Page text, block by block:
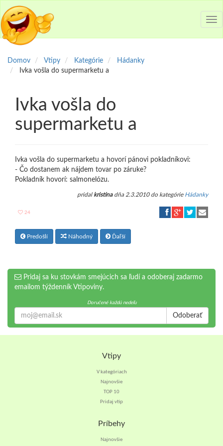
Domov Vtipy Kategórie
Hádanky
Ivka vošla do supermarketu a
Ivka vošla do
supermarketu a
Ivka vošla do supermarketu a hovorí pánovi pokladníkovi:
- Čo dostanem ak nájdem tovar po záruke?
Pokladník hovorí: salmonelózu.
pridal kristinadňa 2.3.2010 do kategórie Hádanky
24
Predošlí Náhodný Ďaľší
Pridaj sa ku stovkám smejúcich sa ľudí a odoberaj zadarmo
emailom týždenník Vtipoviny.
Doručené každú nedeľu
Odoberať
Vtipy
V kategóriach
Najnovšie
TOP 10
Pridaj vtip
Príbehy
Najnovšie